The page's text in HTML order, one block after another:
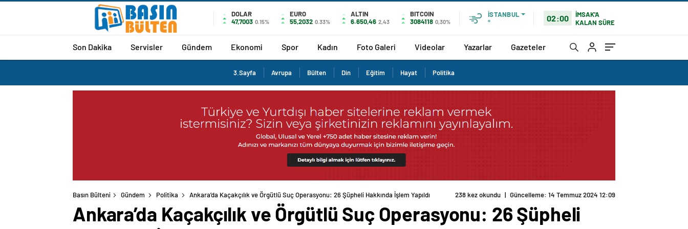
DOLAR
47,7003 0.15%
EURO
55,2032 0.33%
ALTIN
6.650,46 2,43
BITCOIN
3084118 0,30%
İSTANBUL
°
02:00
İMSAK'A
KALAN SÜRE
Son Dakika Servisler Gündem Ekonomi Spor Kadın Foto Galeri Videolar Yazarlar Gazeteler
3.Sayfa Avrupa Bülten Din Eğitim Hayat Politika
Basın Bülteni Gündem Politika Ankara’da Kaçakçılık ve Örgütlü Suç Operasyonu: 26 Şüpheli Hakkında İşlem Yapıldı 238 kez okundu | Güncelleme: 14 Temmuz 2024 12:09
Ankara’da Kaçakçılık ve Örgütlü Suç Operasyonu: 26 Şüpheli